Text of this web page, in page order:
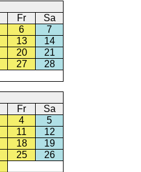
Fr
Sa
6
7
13
14
20
21
27
28
Fr
Sa
4
5
11
12
18
19
25
26